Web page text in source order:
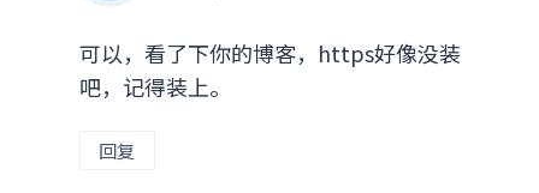
可以，看了下你的博客，https好像没装
吧，记得装上。
回复